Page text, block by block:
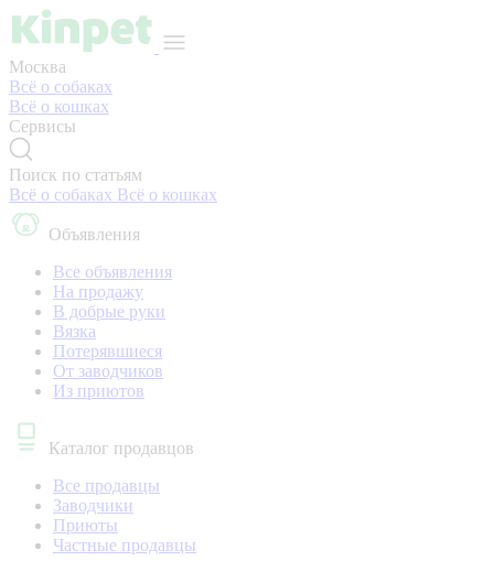
Москва
Всё о собаках
Всё о кошках
Сервисы
Поиск по статьям
Всё о собаках Всё о кошках
Объявления
Все объявления
На продажу
В добрые руки
Вязка
Потерявшиеся
От заводчиков
Из приютов
Каталог продавцов
Все продавцы
Заводчики
Приюты
Частные продавцы